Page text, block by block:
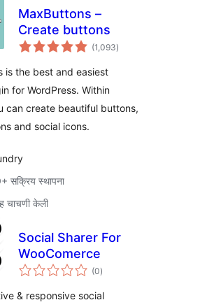
MaxButtons –
Create buttons
(1,093एकूण
मूल्यांकन
)
is the best and easiest
for WordPress. Within
can create beautiful buttons,
and social icons.
सक्रिय स्थापना
चाचणी केली
Social Sharer For
WooComerce
(0एकूण
मूल्यांकन
)
& responsive social